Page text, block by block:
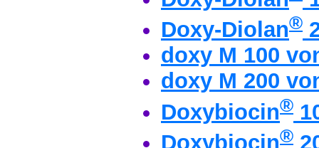
Doxy-Diolan®
doxy M 100
doxy M 200
Doxybiocin®
Doxybiocin®